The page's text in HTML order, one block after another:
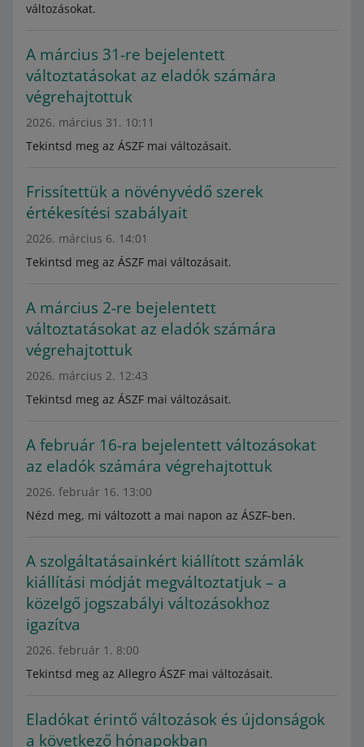
változásokat.
A március 31-re bejelentett
változtatásokat az eladók számára
végrehajtottuk
2026. március 31. 10:11
Tekintsd meg az ÁSZF mai változásait.
Frissítettük a növényvédő szerek
értékesítési szabályait
2026. március 6. 14:01
Tekintsd meg az ÁSZF mai változásait.
A március 2-re bejelentett
változtatásokat az eladók számára
végrehajtottuk
2026. március 2. 12:43
Tekintsd meg az ÁSZF mai változásait.
A február 16-ra bejelentett változásokat
az eladók számára végrehajtottuk
2026. február 16. 13:00
Nézd meg, mi változott a mai napon az ÁSZF-ben.
A szolgáltatásainkért kiállított számlák
kiállítási módját megváltoztatjuk – a
közelgő jogszabályi változásokhoz
igazítva
2026. február 1. 8:00
Tekintsd meg az Allegro ÁSZF mai változásait.
Eladókat érintő változások és újdonságok
a következő hónapokban